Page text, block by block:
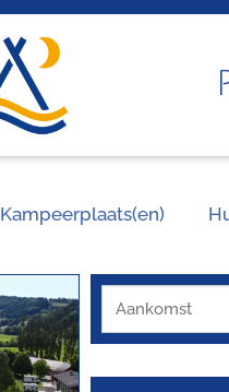
Kampeerplaats(en)